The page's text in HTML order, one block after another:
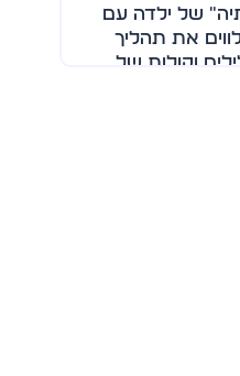
של ילדה עם
את תהליך
וקולות של
– מבני
הילדים עם